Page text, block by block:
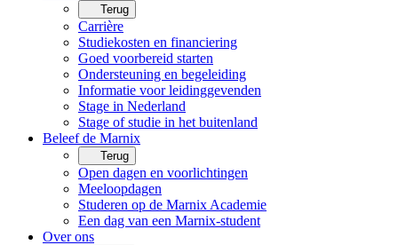
Terug
Carrière
Studiekosten en financiering
Goed voorbereid starten
Ondersteuning en begeleiding
Informatie voor leidinggevenden
Stage in Nederland
Stage of studie in het buitenland
Beleef de Marnix
Terug
Open dagen en voorlichtingen
Meeloopdagen
Studeren op de Marnix Academie
Een dag van een Marnix-student
Over ons